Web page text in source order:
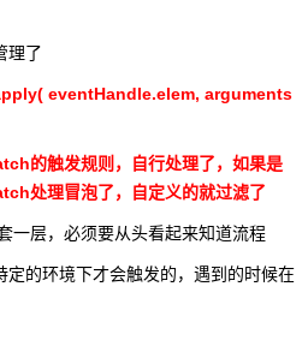
理了
eventHandle.elem, arguments
的触发规则，自行处理了，如果是
处理冒泡了，自定义的就过滤了
一层，必须要从头看起来知道流程
定的环境下才会触发的，遇到的时候在